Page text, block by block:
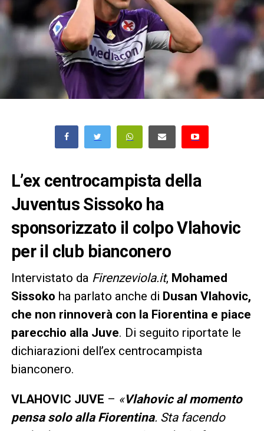
L’ex centrocampista della
Juventus Sissoko ha
sponsorizzato il colpo Vlahovic
per il club bianconero
Intervistato da Firenzeviola.it, Mohamed
Sissoko ha parlato anche di Dusan Vlahovic,
che non rinnoverà con la Fiorentina e piace
parecchio alla Juve. Di seguito riportate le
dichiarazioni dell’ex centrocampista
bianconero.
VLAHOVIC JUVE – «Vlahovic al momento
pensa solo alla Fiorentina. Sta facendo